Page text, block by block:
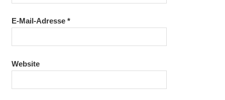
E-Mail-Adresse *
Website